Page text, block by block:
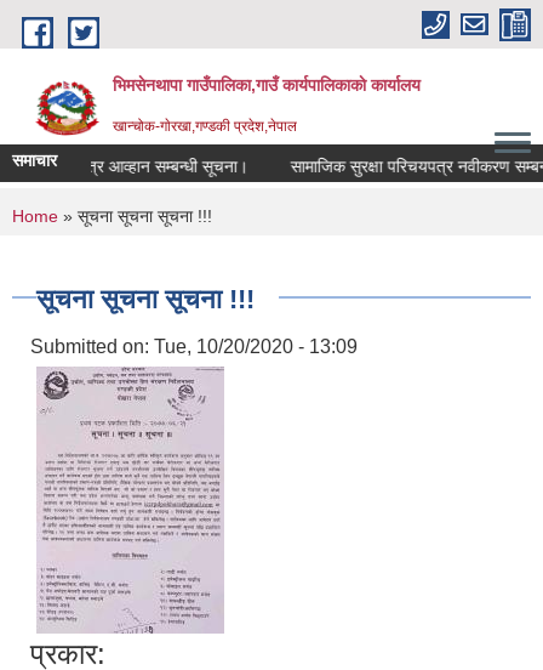
Skip to main content
भिमसेनथापा गाउँपालिका,गाउँ कार्यपालिकाकाे कार्यालय
खान्चोक-गाेरखा,गण्डकी प्रदेश,नेपाल
समाचार
दरभाउ पत्र आव्हान सम्बन्धी सूचना। सामाजिक सुरक्षा परिचयपत्र नवीकरण
You are here
Home » सूचना सूचना सूचना !!!
सूचना सूचना सूचना !!!
Submitted on: Tue, 10/20/2020 - 13:09
प्रकार: